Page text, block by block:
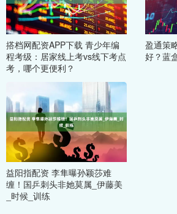
搭档网配资APP下载 青少年编
程考级：居家线上考vs线下考点
考，哪个更便利？
盈通策
好？蓝
益阳指配资 李隼曝孙颖莎难
缠！国乒刺头非她莫属_伊藤美
_时候_训练